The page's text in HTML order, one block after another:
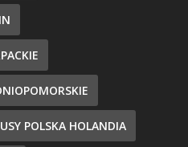
POLSKA HOLANDIA